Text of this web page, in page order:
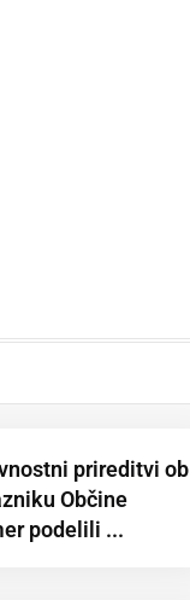
prireditvi ob
Občine
podelili ...